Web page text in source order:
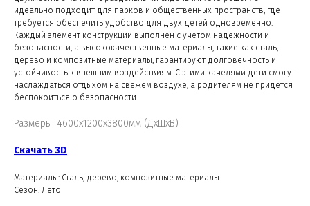
идеально подходит для парков и общественных пространств, где
требуется обеспечить удобство для двух детей одновременно.
Каждый элемент конструкции выполнен с учетом надежности и
безопасности, а высококачественные материалы, такие как сталь,
дерево и композитные материалы, гарантируют долговечность и
устойчивость к внешним воздействиям. С этими качелями дети смогут
наслаждаться отдыхом на свежем воздухе, а родителям не придется
беспокоиться о безопасности.
Размеры: 4600х1200х3800мм (ДхШхВ)
Скачать 3D
Материалы: Сталь, дерево, композитные материалы
Сезон: Лето